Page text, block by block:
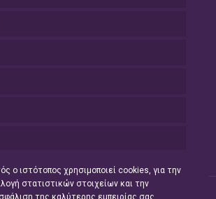
ο ιστότοπος χρησιμοποιεί cookies, για την
στατιστικών στοιχείων και την
της καλύτερης εμπειρίας σας.